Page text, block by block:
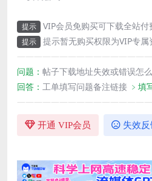
提示 VIP会员免购买可下载全站付
提示
提示暂无购买权限为VIP专属
问题： 帖子下载地址失效或错误怎
回答： 工单填写问题备注链接 ﹥填
开通 VIP会员 失效